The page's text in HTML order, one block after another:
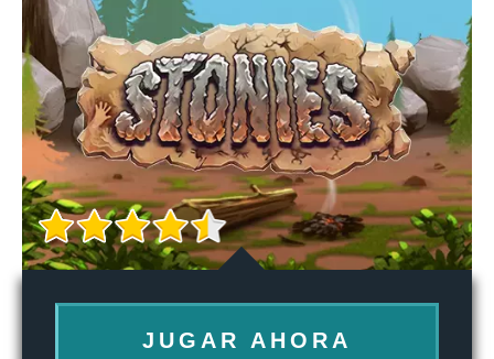
JUGAR AHORA